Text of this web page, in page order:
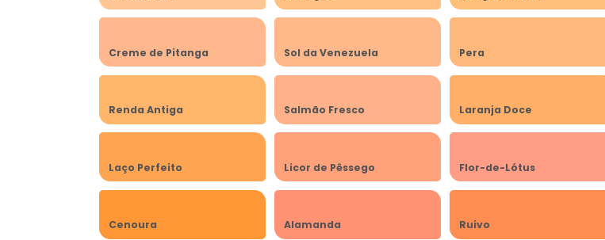
Creme de Pitanga Sol da Venezuela Pera
Renda Antiga Salmão Fresco Laranja Doce
Laço Perfeito Licor de Pêssego Flor-de-Lótus
Cenoura Alamanda Ruivo